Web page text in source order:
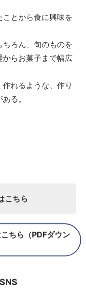
とから食に興味を
ろん、旬のものを
らお菓子まで幅広
れるような、作り
る。
こちら
ちら（PDFダウン